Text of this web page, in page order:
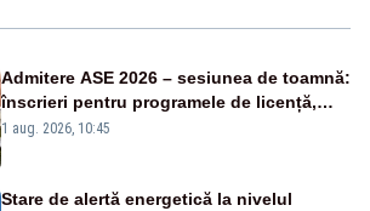
Admitere ASE 2026 – sesiunea de toamnă:
înscrieri pentru programele de licență,
masterat și doctorat
1 aug. 2026, 10:45
Stare de alertă energetică la nivelul